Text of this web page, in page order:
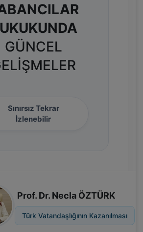
GÜNCEL
Sınırsız Tekrar
İzlenebilir
Prof. Dr. Necla ÖZTÜRK
Türk Vatandaşlığının Kazanılması